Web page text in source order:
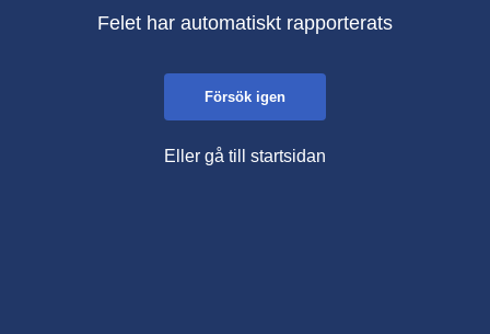
Felet har automatiskt rapporterats
Försök igen
Eller gå till startsidan